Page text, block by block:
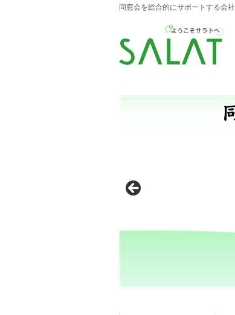
同窓会を総合的にサポートする会社